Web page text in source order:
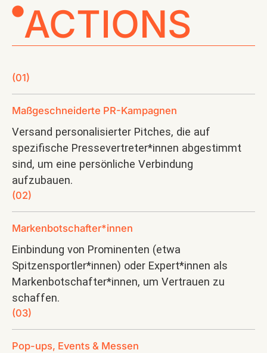
ACTIONS
(01)
Maßgeschneiderte PR-Kampagnen
Versand personalisierter Pitches, die auf
spezifische Pressevertreter*innen abgestimmt
sind, um eine persönliche Verbindung
aufzubauen.
(02)
Markenbotschafter*innen
Einbindung von Prominenten (etwa
Spitzensportler*innen) oder Expert*innen als
Markenbotschafter*innen, um Vertrauen zu
schaffen.
(03)
Pop-ups, Events & Messen